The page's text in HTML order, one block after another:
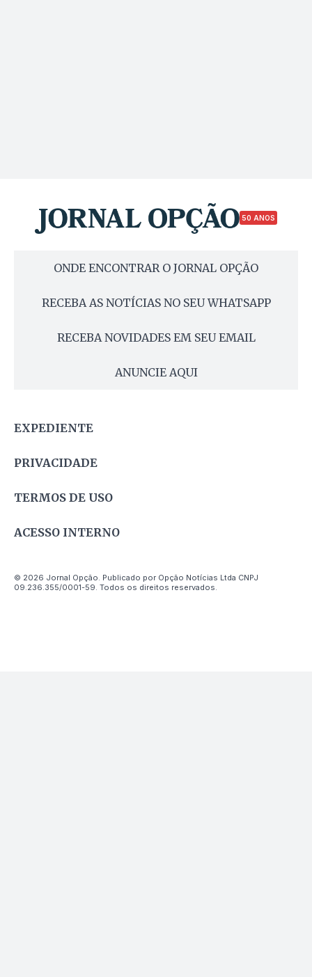
50 ANOS
ONDE ENCONTRAR O JORNAL OPÇÃO
RECEBA AS NOTÍCIAS NO SEU WHATSAPP
RECEBA NOVIDADES EM SEU EMAIL
ANUNCIE AQUI
EXPEDIENTE
PRIVACIDADE
TERMOS DE USO
ACESSO INTERNO
© 2026 Jornal Opção. Publicado por Opção Notícias Ltda CNPJ
09.236.355/0001-59. Todos os direitos reservados.